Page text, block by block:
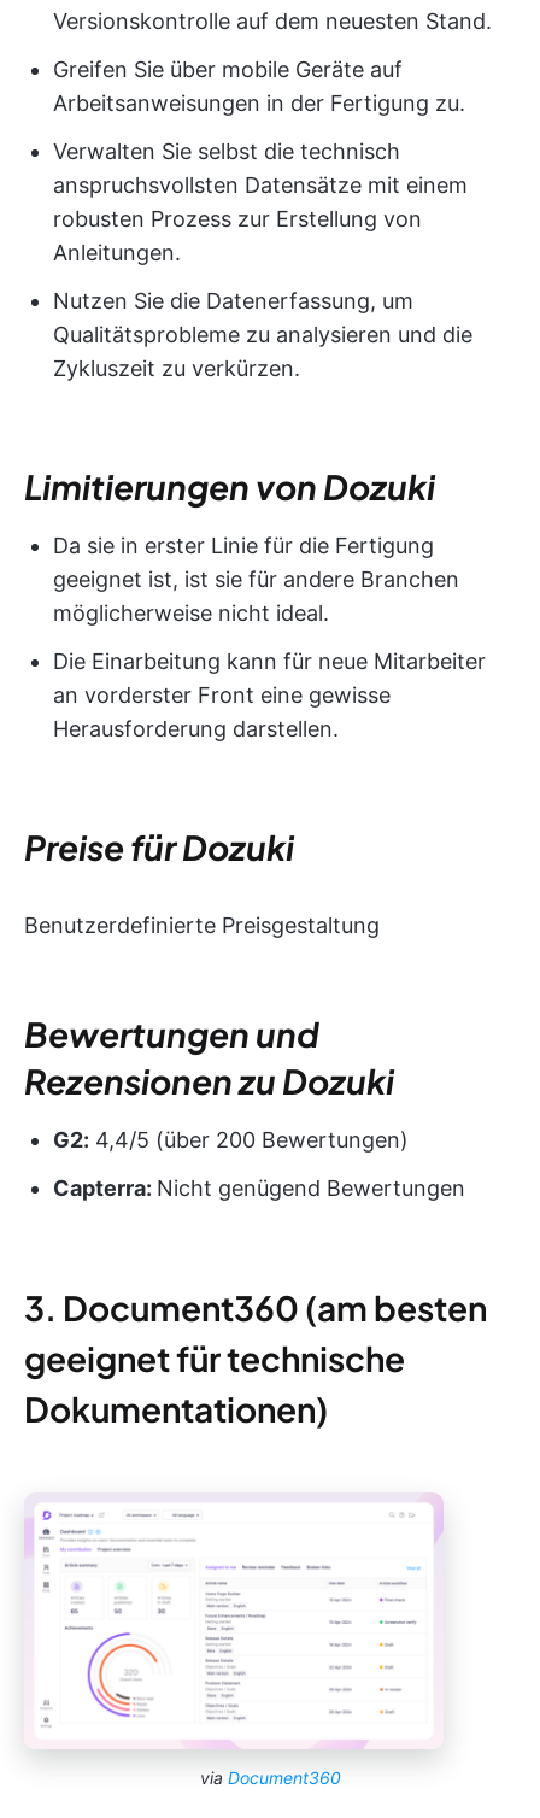
Versionskontrolle auf dem neuesten Stand.
Greifen Sie über mobile Geräte auf
Arbeitsanweisungen in der Fertigung zu.
Verwalten Sie selbst die technisch
anspruchsvollsten Datensätze mit einem
robusten Prozess zur Erstellung von
Anleitungen.
Nutzen Sie die Datenerfassung, um
Qualitätsprobleme zu analysieren und die
Zykluszeit zu verkürzen.
Limitierungen von Dozuki
Da sie in erster Linie für die Fertigung
geeignet ist, ist sie für andere Branchen
möglicherweise nicht ideal.
Die Einarbeitung kann für neue Mitarbeiter
an vorderster Front eine gewisse
Herausforderung darstellen.
Preise für Dozuki
Benutzerdefinierte Preisgestaltung
Bewertungen und
Rezensionen zu Dozuki
G2: 4,4/5 (über 200 Bewertungen)
Capterra: Nicht genügend Bewertungen
3. Document360 (am besten
geeignet für technische
Dokumentationen)
via Document360